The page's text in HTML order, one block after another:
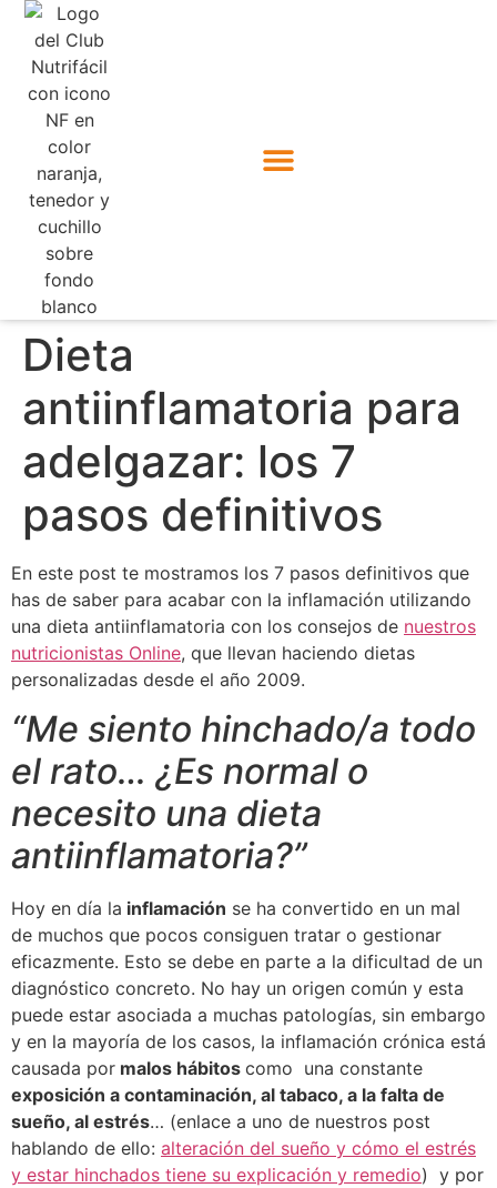
Dieta
antiinflamatoria para
adelgazar: los 7
pasos definitivos
En este post te mostramos los 7 pasos definitivos que
has de saber para acabar con la inflamación utilizando
una dieta antiinflamatoria con los consejos de nuestros
nutricionistas Online, que llevan haciendo dietas
personalizadas desde el año 2009.
“Me siento hinchado/a todo
el rato… ¿Es normal o
necesito una dieta
antiinflamatoria?”
Hoy en día la inflamación se ha convertido en un mal
de muchos que pocos consiguen tratar o gestionar
eficazmente. Esto se debe en parte a la dificultad de un
diagnóstico concreto. No hay un origen común y esta
puede estar asociada a muchas patologías, sin embargo
y en la mayoría de los casos, la inflamación crónica está
causada por malos hábitos como una constante
exposición a contaminación, al tabaco, a la falta de
sueño, al estrés… (enlace a uno de nuestros post
hablando de ello: alteración del sueño y cómo el estrés
y estar hinchados tiene su explicación y remedio) y por